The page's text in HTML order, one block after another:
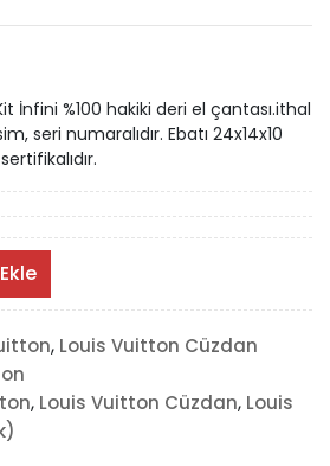
hakiki deri
İnfini %100 hakiki deri el çantası.ithal
seri numaralıdır. Ebatı 24x14x10
, Louis Vuitton Cüzdan
, Louis Vuitton Cüzdan, Louis